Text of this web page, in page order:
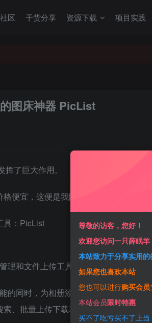
区 干货分享 资源下载 项目实践
图床神器 PicList
了巨大作用。
便宜，这便是我眼里图床的特点。
具：PicList
理和文件上传工具，基于 PicGo 进行了
的同时，为相册添加了同步云端删除功
、批量上传下载和删除文件，复制多
尊敬的访客，您好！
欢迎您访问一只薛眠羊
本站致力于分享实用的
如果您也喜欢本站
您也可以进行购买会员
本站会员限时特惠
买不了吃亏买不了上当